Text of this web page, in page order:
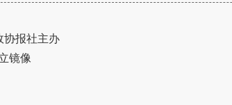
协报社主办
镜像